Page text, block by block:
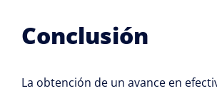
Conclusión
La obtención de un avance en